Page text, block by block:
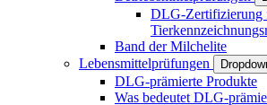
DLG-Zertifizierung
Band der Milchelite
Lebensmittelprüfungen
DLG-prämierte Produkte
Was bedeutet DLG-